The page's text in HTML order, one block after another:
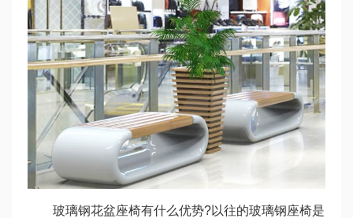
玻璃钢花盆座椅有什么优势?以往的玻璃钢座椅是